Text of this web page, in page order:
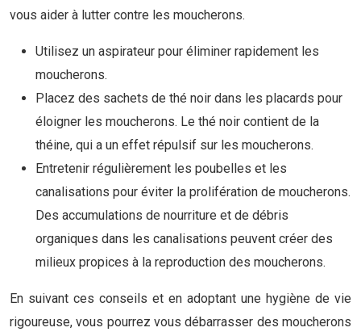
vous aider à lutter contre les moucherons.
Utilisez un aspirateur pour éliminer rapidement les
moucherons.
Placez des sachets de thé noir dans les placards pour
éloigner les moucherons. Le thé noir contient de la
théine, qui a un effet répulsif sur les moucherons.
Entretenir régulièrement les poubelles et les
canalisations pour éviter la prolifération de moucherons.
Des accumulations de nourriture et de débris
organiques dans les canalisations peuvent créer des
milieux propices à la reproduction des moucherons.
En suivant ces conseils et en adoptant une hygiène de vie
rigoureuse, vous pourrez vous débarrasser des moucherons